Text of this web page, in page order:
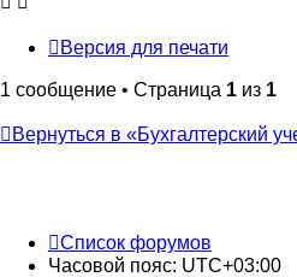
Версия для печати
1 сообщение • Страница 1 из 1
Вернуться в «Бухгалтерский
Список форумов
Часовой пояс: UTC+03:00